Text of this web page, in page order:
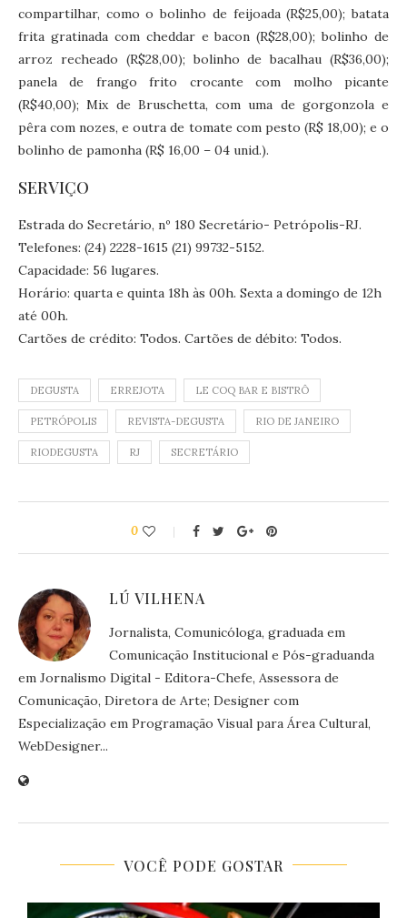
compartilhar, como o bolinho de feijoada (R$25,00); batata
frita gratinada com cheddar e bacon (R$28,00); bolinho de
arroz recheado (R$28,00); bolinho de bacalhau (R$36,00);
panela de frango frito crocante com molho picante
(R$40,00); Mix de Bruschetta, com uma de gorgonzola e
pêra com nozes, e outra de tomate com pesto (R$ 18,00); e o
bolinho de pamonha (R$ 16,00 – 04 unid.).
SERVIÇO
Estrada do Secretário, nº 180 Secretário- Petrópolis-RJ.
Telefones: (24) 2228-1615 (21) 99732-5152.
Capacidade: 56 lugares.
Horário: quarta e quinta 18h às 00h. Sexta a domingo de 12h
até 00h.
Cartões de crédito: Todos. Cartões de débito: Todos.
DEGUSTA ERREJOTA LE COQ BAR E BISTRÔ
PETRÓPOLIS REVISTA-DEGUSTA RIO DE JANEIRO
RIODEGUSTA RJ SECRETÁRIO
0
LÚ VILHENA
Jornalista, Comunicóloga, graduada em
Comunicação Institucional e Pós-graduanda
em Jornalismo Digital - Editora-Chefe, Assessora de
Comunicação, Diretora de Arte; Designer com
Especialização em Programação Visual para Área Cultural,
WebDesigner...
VOCÊ PODE GOSTAR